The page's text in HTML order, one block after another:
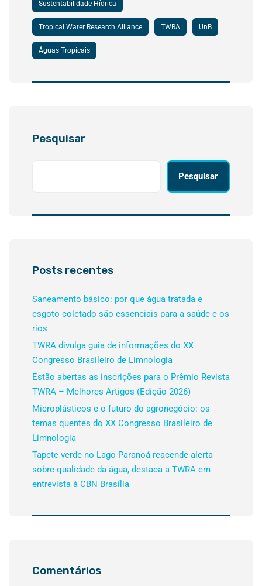
Sustentabilidade Hídrica
Tropical Water Research Alliance TWRA UnB
Águas Tropicais
Pesquisar
Pesquisar
Posts recentes
Saneamento básico: por que água tratada e
esgoto coletado são essenciais para a saúde e os
rios
TWRA divulga guia de informações do XX
Congresso Brasileiro de Limnologia
Estão abertas as inscrições para o Prêmio Revista
TWRA – Melhores Artigos (Edição 2026)
Microplásticos e o futuro do agronegócio: os
temas quentes do XX Congresso Brasileiro de
Limnologia
Tapete verde no Lago Paranoá reacende alerta
sobre qualidade da água, destaca a TWRA em
entrevista à CBN Brasília
Comentários